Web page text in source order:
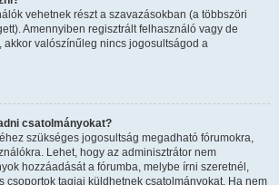
vehetnek részt a szavazásokban (a többszöri
Amennyiben regisztrált felhasználó vagy de
akkor valószínűleg nincs jogosultságod a
csatolmányokat?
szükséges jogosultság megadható fórumokra,
Lehet, hogy az adminisztrátor nem
hozzáadását a fórumba, melybe írni szeretnél,
csoportok tagjai küldhetnek csatolmányokat. Ha nem